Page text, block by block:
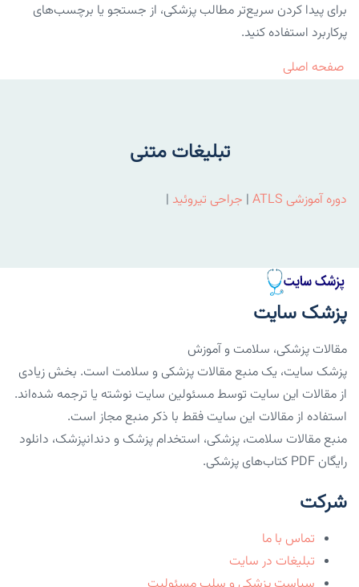
برای پیدا کردن سریع‌تر مطالب پزشکی، از جستجو یا برچسب‌های
پرکاربرد استفاده کنید.
صفحه اصلی
تبلیغات متنی
دوره آموزشی ATLS | جراحی تیروئید |
پزشک سایت
مقالات پزشکی، سلامت و آموزش
پزشک سایت، یک منبع مقالات پزشکی و سلامت است. بخش زیادی
از مقالات این سایت توسط مسئولین سایت نوشته یا ترجمه شده‌اند.
استفاده از مقالات این سایت فقط با ذکر منبع مجاز است.
منبع مقالات سلامت، پزشکی، استخدام پزشک و دندانپزشک، دانلود
رایگان PDF کتاب‌های پزشکی.
شرکت
تماس با ما
تبلیغات در سایت